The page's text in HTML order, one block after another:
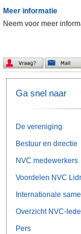
Meer informatie
Neem voor meer
Ga snel naar
De vereniging
Bestuur en directie
NVC medewerkers
Voordelen NVC
Internationale
Overzicht NVC-
Pers